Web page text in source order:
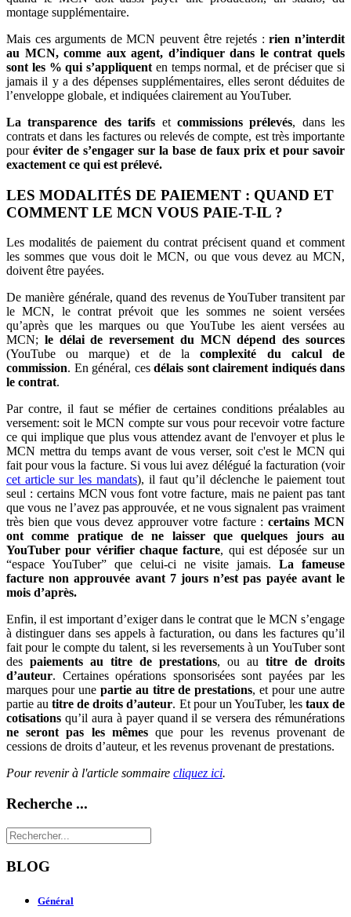
montage supplémentaire.
Mais ces arguments de MCN peuvent être rejetés :rien n’interdit
au MCN, comme aux agent, d’indiquer dans le contrat quels
sont les % qui s’appliquent en temps normal, et de préciser que si
jamais il y a des dépenses supplémentaires, elles seront déduites de
l’enveloppe globale, et indiquées clairement au YouTuber.
La transparence des tarifs et commissions prélevés, dans les
contrats et dans les factures ou relevés de compte, est très importante
pouréviter de s’engager sur la base de faux prix et pour savoir
exactement ce qui est prélevé.
LES MODALITÉS DE PAIEMENT : QUAND ET
COMMENT LE MCN VOUS PAIE-T-IL ?
Les modalités de paiement du contrat précisent quand et comment
les sommes que vous doit le MCN, ou que vous devez au MCN,
doivent être payées.
De manière générale, quand des revenus de YouTuber transitent par
le MCN, le contrat prévoit que les sommes ne soient versées
qu’après que les marques ou que YouTube les aient versées au
MCN; le délai de reversement du MCN dépend des sources
(YouTube ou marque) et de lacomplexité du calcul de
commission. En général, ces délais sont clairement indiqués dans
le contrat.
Par contre, il faut se méfier de certaines conditions préalables au
versement: soit le MCN compte sur vous pour recevoir votre facture
ce qui implique que plus vous attendez avant de l'envoyer et plus le
MCN mettra du temps avant de vous verser, soit c'est le MCN qui
fait pour vous la facture. Si vous lui avez délégué la facturation (voir
cet article sur les mandats), il faut qu’il déclenche le paiement tout
seul : certains MCN vous font votre facture, mais ne paient pas tant
que vous ne l’avez pas approuvée, et ne vous signalent pas vraiment
très bien que vous devez approuver votre facture :certains MCN
ont comme pratique de ne laisser que quelques jours au
YouTuber pour vérifier chaque facture, qui est déposée sur un
“espace YouTuber” que celui-ci ne visite jamais.La fameuse
facture non approuvée avant 7 jours n’est pas payée avant le
mois d’après.
Enfin, il est important d’exiger dans le contrat que le MCN s’engage
à distinguer dans ses appels à facturation, ou dans les factures qu’il
fait pour le compte du talent, si les reversements à un YouTuber sont
des paiements au titre de prestations, ou au titre de droits
d’auteur. Certaines opérations sponsorisées sont payées par les
marques pour une partie au titre de prestations, et pour une autre
partie autitre de droits d’auteur. Et pour un YouTuber, les taux de
cotisations qu’il aura à payer quand il se versera des rémunérations
ne seront pas les mêmes que pour les revenus provenant de
cessions de droits d’auteur, et les revenus provenant de prestations.
Pour revenir à l'article sommaire cliquez ici.
Recherche ...
BLOG
Général